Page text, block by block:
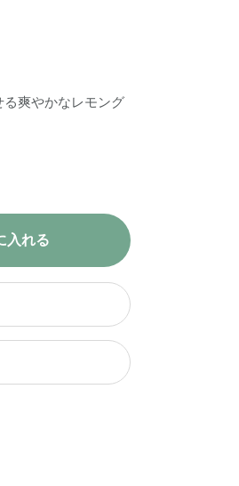
爽やかなレモング
入れる